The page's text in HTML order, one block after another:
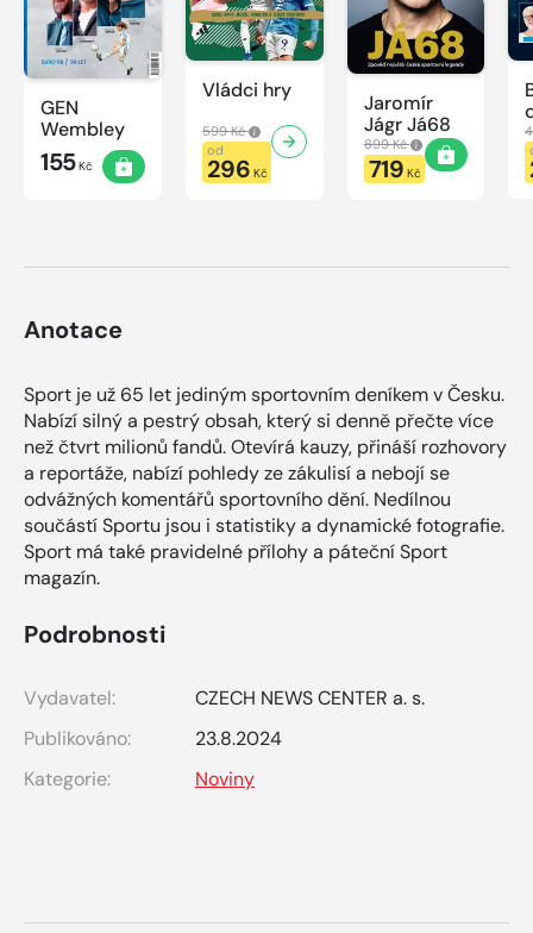
GEN
Wembley
155Kč
Vládci hry
599 Kč
od
296 Kč
Jaromír
Jágr Já68
899 Kč
719 Kč
Anotace
Sport je už 65 let jediným sportovním deníkem v Česku.
Nabízí silný a pestrý obsah, který si denně přečte více
než čtvrt milionů fandů. Otevírá kauzy, přináší rozhovory
a reportáže, nabízí pohledy ze zákulisí a nebojí se
odvážných komentářů sportovního dění. Nedílnou
součástí Sportu jsou i statistiky a dynamické fotografie.
Sport má také pravidelné přílohy a páteční Sport
magazín.
Podrobnosti
Vydavatel:
CZECH NEWS CENTER a. s.
Publikováno:
23.8.2024
Kategorie:
Noviny